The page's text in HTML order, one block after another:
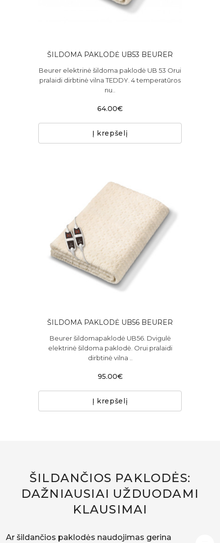
ŠILDOMA PAKLODĖ UB53 BEURER
Beurer elektrinė šildoma paklodė UB 53 Orui
pralaidi dirbtinė vilna TEDDY. 4 temperatūros
nu..
64.00€
Į krepšelį
ŠILDOMA PAKLODĖ UB56 BEURER
Beurer šildomapaklodė UB56. Dvigulė
elektrinė šildoma paklodė. Orui pralaidi
dirbtinė vilna ..
95.00€
Į krepšelį
ŠILDANČIOS PAKLODĖS:
DAŽNIAUSIAI UŽDUODAMI
KLAUSIMAI
Ar šildančios paklodės naudojimas gerina